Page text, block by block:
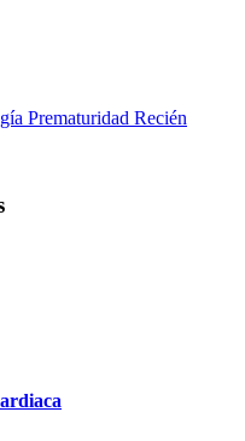
Prematuridad Recién